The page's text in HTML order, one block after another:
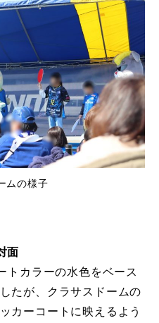
ムの様子
面
トカラーの水色をベース
たが、クラサスドームの
カーコートに映えるよう